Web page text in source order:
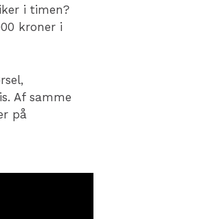
i timen?
kroner i
Af samme
på